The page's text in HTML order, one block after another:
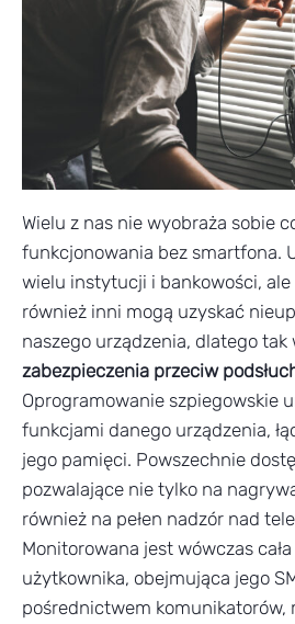
Wielu z nas nie wyobraża sobie
funkcjonowania bez smartfona.
wielu instytucji i bankowości,
również inni mogą uzyskać
naszego urządzenia, dlatego tak
zabezpieczenia przeciw
Oprogramowanie szpiegowskie
funkcjami danego urządzenia,
jego pamięci. Powszechnie
pozwalające nie tylko na
również na pełen nadzór nad
Monitorowana jest wówczas
użytkownika, obejmująca jego
pośrednictwem komunikatorów,